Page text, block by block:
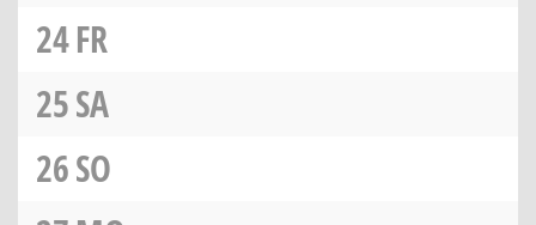
24FR
25SA
26SO